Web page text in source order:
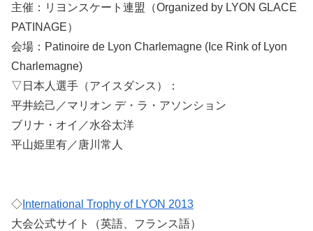
主催：リヨンスケート連盟（Organized by LYON GLACE
PATINAGE）
会場：Patinoire de Lyon Charlemagne (Ice Rink of Lyon
Charlemagne)
▽日本人選手（アイスダンス）：
平井絵己／マリオン デ・ラ・アソンション
ブリナ・オイ／水谷太洋
平山姫里有／唐川常人
◇ International Trophy of LYON 2013
大会公式サイト（英語、フランス語）